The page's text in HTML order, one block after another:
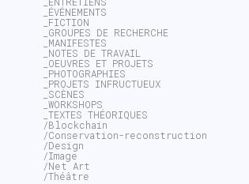
_ÉVÉNEMENTS
_FICTION
_GROUPES DE RECHERCHE
_MANIFESTES
_NOTES DE TRAVAIL
_OEUVRES ET PROJETS
_PHOTOGRAPHIES
_PROJETS INFRUCTUEUX
_SCÈNES
_WORKSHOPS
_TEXTES THÉORIQUES
/Blockchain
/Conservation-reconstruction
/Design
/Image
/Net Art
/Théâtre